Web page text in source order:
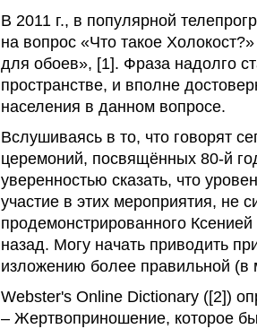
В 2011 г., в популярной
на вопрос «Что такое
для обоев», [1]. Фраза надолго
пространстве, и вполне
населения в данном вопросе.
Вслушиваясь в то, что говорят
церемоний, посвящённых 80-й
уверенностью сказать, что
участие в этих мероприятия, не
продемонстрированного
назад. Могу начать приводить
изложению более правильной (в
Webster's Online Dictionary ([2])
– Жертвоприношение, которое